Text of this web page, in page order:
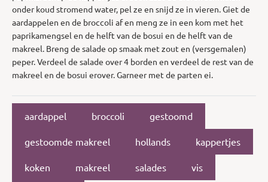
onder koud stromend water, pel ze en snijd ze in vieren. Giet de
aardappelen en de broccoli af en meng ze in een kom met het
paprikamengsel en de helft van de bosui en de helft van de
makreel. Breng de salade op smaak met zout en (versgemalen)
peper. Verdeel de salade over 4 borden en verdeel de rest van de
makreel en de bosui erover. Garneer met de parten ei.
aardappel broccoli gestoomd
gestoomde makreel hollands kappertjes
koken makreel salades vis